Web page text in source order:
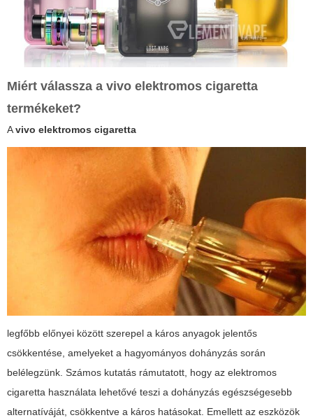
Miért válassza a vivo elektromos cigaretta
termékeket?
Avivo elektromos cigaretta
legfőbb előnyei között szerepel a káros anyagok jelentős
csökkentése, amelyeket a hagyományos dohányzás során
belélegzünk. Számos kutatás rámutatott, hogy az elektromos
cigaretta használata lehetővé teszi a dohányzás egészségesebb
alternatíváját, csökkentve a káros hatásokat. Emellett az eszközök